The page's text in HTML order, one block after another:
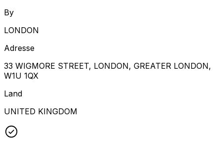
By
LONDON
Adresse
33 WIGMORE STREET, LONDON, GREATER LONDON,
W1U 1QX
Land
UNITED KINGDOM